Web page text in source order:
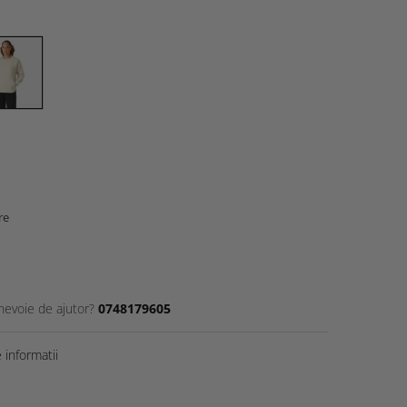
de ajutor? 0748179605
informatii